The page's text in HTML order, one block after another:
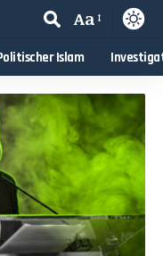
Aa
Islam